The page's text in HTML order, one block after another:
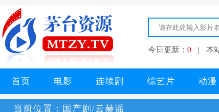
今日更新： 0 | 本
首页 电影 连续剧 综艺片 动漫
当前位置： 国产剧/云赫谣